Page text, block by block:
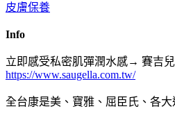
皮膚保養
Info
立即感受私密肌彈潤水感→ 賽吉兒
https://www.saugella.com.tw/
全台康是美、寶雅、屈臣氏、各